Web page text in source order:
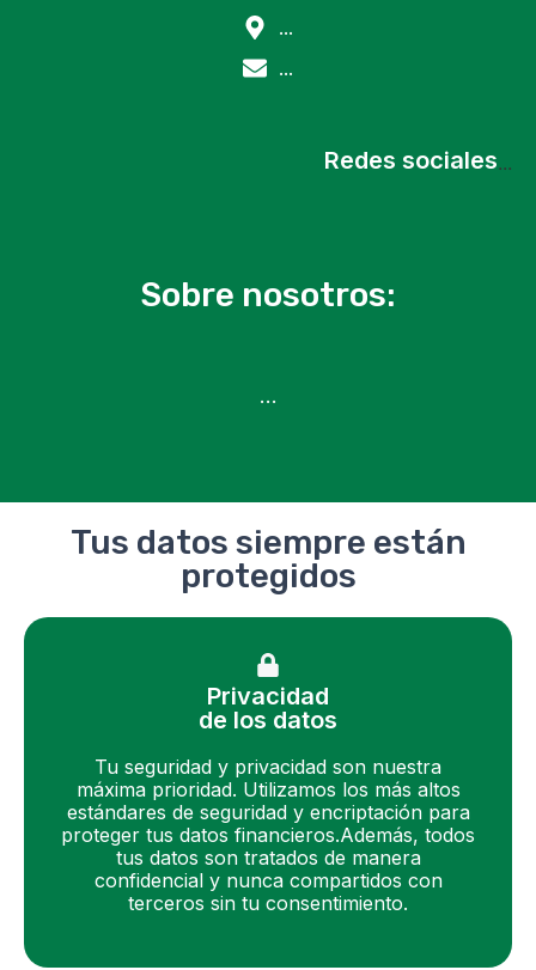
...
...
...
Redes sociales
Sobre nosotros:
…
Tus datos siempre están
protegidos
Privacidad
de los datos
Tu seguridad y privacidad son nuestra
máxima prioridad. Utilizamos los más altos
estándares de seguridad y encriptación para
proteger tus datos financieros.Además, todos
tus datos son tratados de manera
confidencial y nunca compartidos con
terceros sin tu consentimiento.